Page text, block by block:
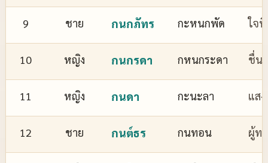
9 ชาย กนกภัทร กะหนกพัด ใจ
10 หญิง กนกรดา กหนกระดา ชื่น
11 หญิง กนดา กะนะลา แสง
12 ชาย กนต์ธร กนทอน ผู้ท